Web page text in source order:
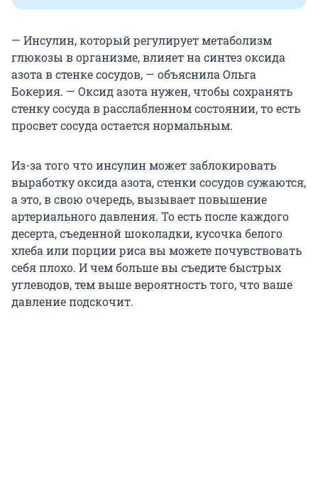
— Инсулин, который регулирует метаболизм
глюкозы в организме, влияет на синтез оксида
азота в стенке сосудов, — объяснила Ольга
Бокерия. — Оксид азота нужен, чтобы сохранять
стенку сосуда в расслабленном состоянии, то есть
просвет сосуда остается нормальным.
Из-за того что инсулин может заблокировать
выработку оксида азота, стенки сосудов сужаются,
а это, в свою очередь, вызывает повышение
артериального давления. То есть после каждого
десерта, съеденной шоколадки, кусочка белого
хлеба или порции риса вы можете почувствовать
себя плохо. И чем больше вы съедите быстрых
углеводов, тем выше вероятность того, что ваше
давление подскочит.